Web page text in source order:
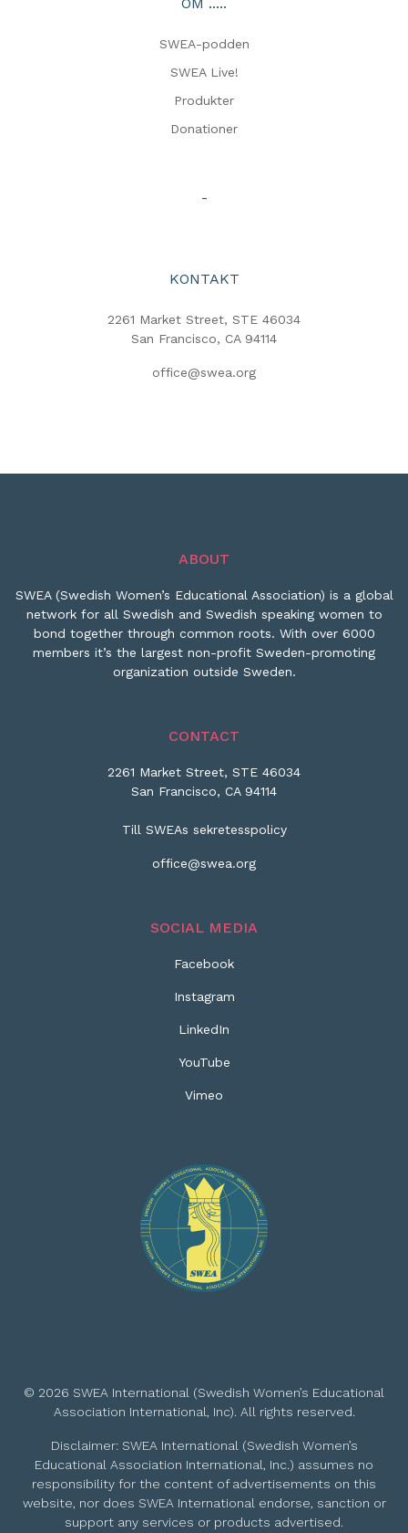
SWEA-podden
SWEA Live!
Produkter
Donationer
-
KONTAKT
2261 Market Street, STE 46034
San Francisco, CA 94114
office@swea.org
ABOUT
SWEA (Swedish Women’s Educational Association) is a global
network for all Swedish and Swedish speaking women to
bond together through common roots. With over 6000
members it’s the largest non-profit Sweden-promoting
organization outside Sweden.
CONTACT
2261 Market Street, STE 46034
San Francisco, CA 94114
Till SWEAs sekretesspolicy
office@swea.org
SOCIAL MEDIA
Facebook
Instagram
LinkedIn
YouTube
Vimeo
© 2026 SWEA International (Swedish Women’s Educational
Association International, Inc). All rights reserved.
Disclaimer: SWEA International (Swedish Women’s
Educational Association International, Inc.) assumes no
responsibility for the content of advertisements on this
website, nor does SWEA International endorse, sanction or
support any services or products advertised.